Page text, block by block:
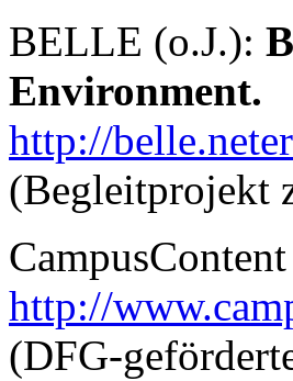
BELLE (o.J.):
Environment.
http://
(Begleitprojekt
http://
(DFG-